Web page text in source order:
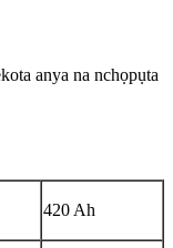
anya na nchọpụta
420 Ah